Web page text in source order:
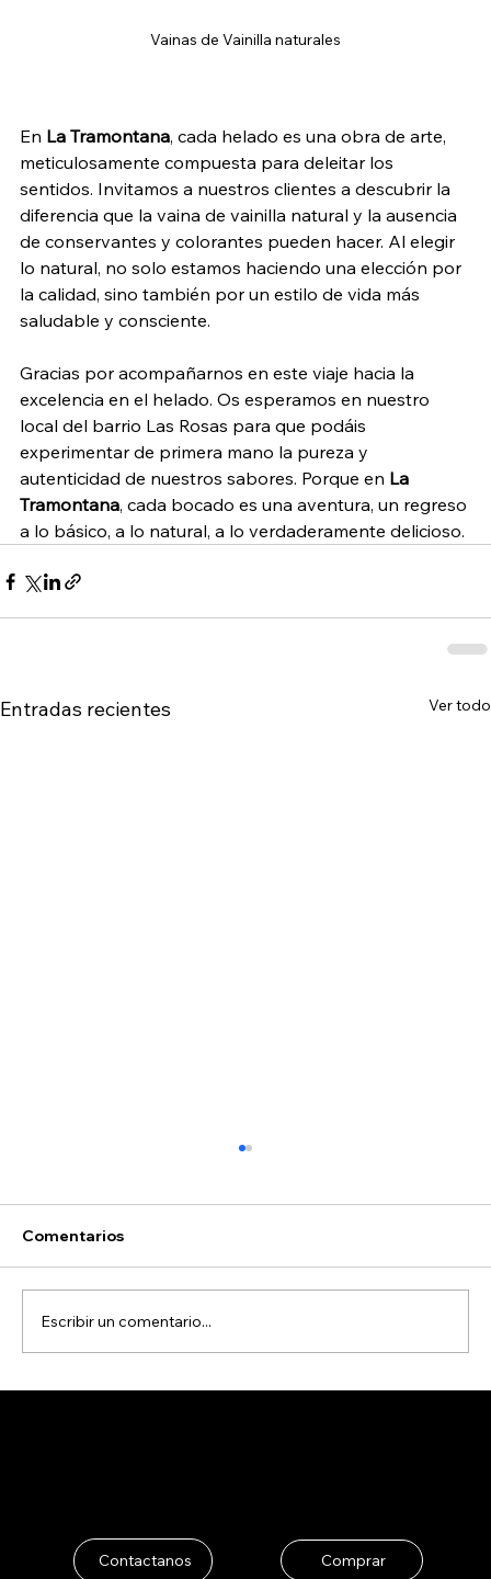
Vainas de Vainilla naturales
En La Tramontana, cada helado es una obra de arte,
meticulosamente compuesta para deleitar los
sentidos. Invitamos a nuestros clientes a descubrir la
diferencia que la vaina de vainilla natural y la ausencia
de conservantes y colorantes pueden hacer. Al elegir
lo natural, no solo estamos haciendo una elección por
la calidad, sino también por un estilo de vida más
saludable y consciente.
Gracias por acompañarnos en este viaje hacia la
excelencia en el helado. Os esperamos en nuestro
local del barrio Las Rosas para que podáis
experimentar de primera mano la pureza y
autenticidad de nuestros sabores. Porque en La
Tramontana, cada bocado es una aventura, un regreso
a lo básico, a lo natural, a lo verdaderamente delicioso.
Entradas recientes Ver todo
Comentarios
Escribir un comentario...
Contactanos Comprar